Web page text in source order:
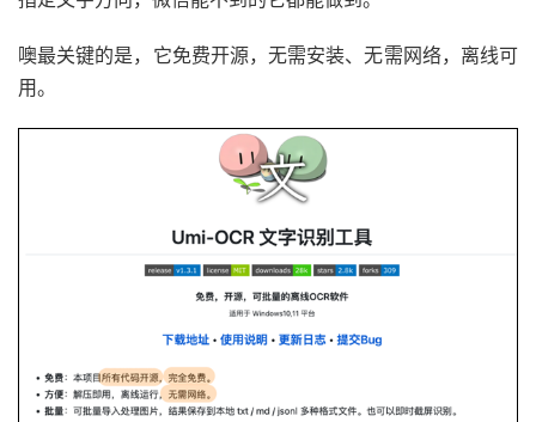
噢最关键的是，它免费开源，无需安装、无需网络，离线可
用。